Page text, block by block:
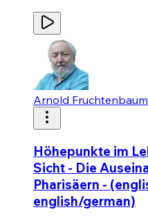
Arnold Fruchtenbaum
Höhepunkte im
Sicht - Die
Pharisäern -
english/german)